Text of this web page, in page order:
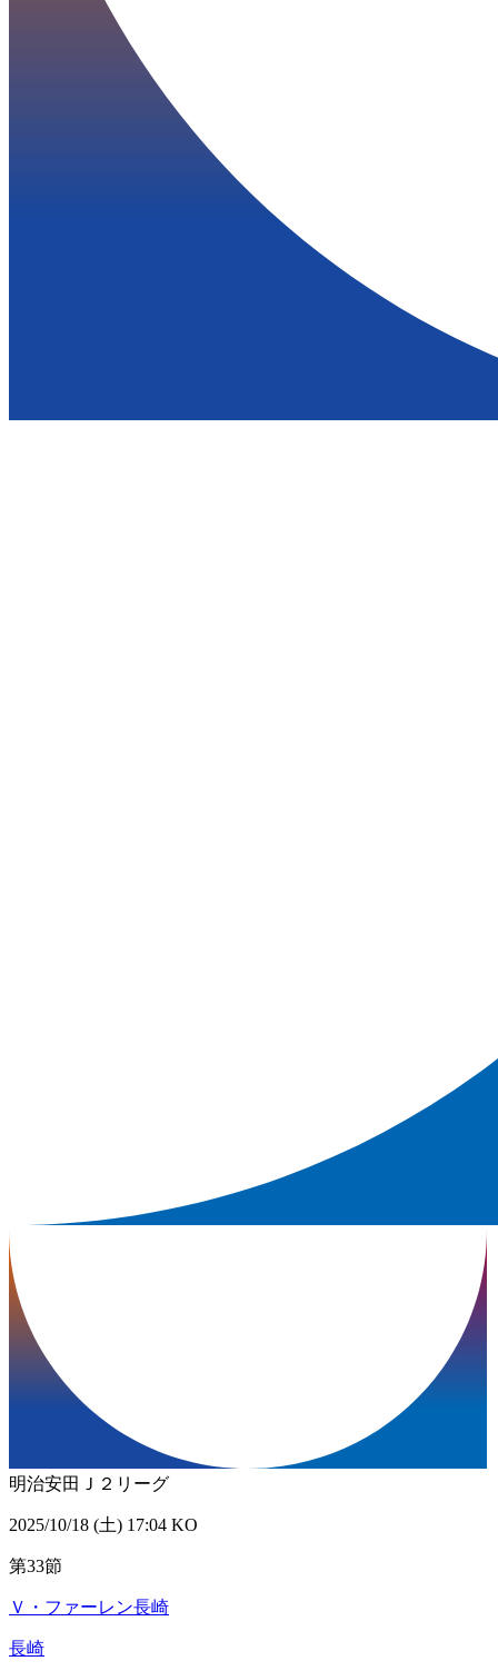
明治安田Ｊ２リーグ
2025/10/18 (土) 17:04 KO
第33節
Ｖ・ファーレン長崎
長崎